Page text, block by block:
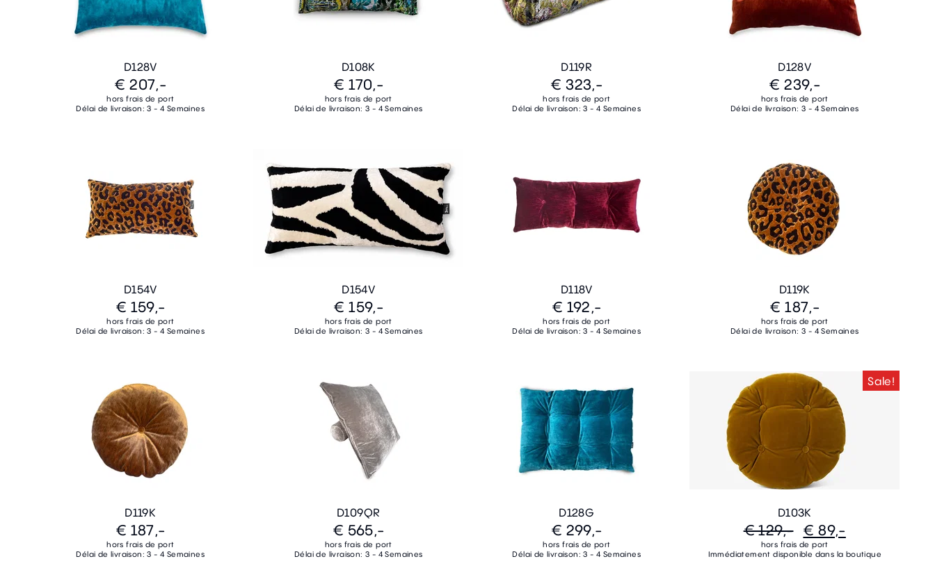
D128V
€ 207,-
hors frais de port
Délai de livraison: 3 - 4 Semaines
D108K
€ 170,-
hors frais de port
Délai de livraison: 3 - 4 Semaines
D119R
€ 323,-
hors frais de port
Délai de livraison: 3 - 4 Semaines
D128V
€ 239,-
hors frais de port
Délai de livraison: 3 - 4 Semaines
D154V
€ 159,-
hors frais de port
Délai de livraison: 3 - 4 Semaines
D154V
€ 159,-
hors frais de port
Délai de livraison: 3 - 4 Semaines
D118V
€ 192,-
hors frais de port
Délai de livraison: 3 - 4 Semaines
D119K
€ 187,-
hors frais de port
Délai de livraison: 3 - 4 Semaines
D119K
€ 187,-
hors frais de port
Délai de livraison: 3 - 4 Semaines
D109QR
€ 565,-
hors frais de port
Délai de livraison: 3 - 4 Semaines
D128G
€ 299,-
hors frais de port
Délai de livraison: 3 - 4 Semaines
Sale!
D103K
€ 129,- € 89,-
hors frais de port
Immédiatement disponible dans la boutique